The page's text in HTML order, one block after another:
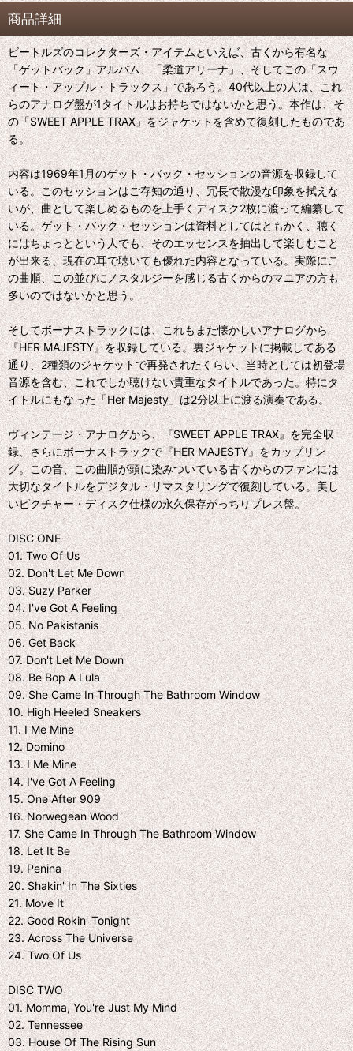
商品詳細
ビートルズのコレクターズ・アイテムといえば、古くから有名な
「ゲットバック」アルバム、「柔道アリーナ」、そしてこの「スウ
ィート・アップル・トラックス」であろう。40代以上の人は、これ
らのアナログ盤が1タイトルはお持ちではないかと思う。本作は、そ
の「SWEET APPLE TRAX」をジャケットを含めて復刻したものであ
る。
内容は1969年1月のゲット・バック・セッションの音源を収録して
いる。このセッションはご存知の通り、冗長で散漫な印象を拭えな
いが、曲として楽しめるものを上手くディスク2枚に渡って編纂して
いる。ゲット・バック・セッションは資料としてはともかく、聴く
にはちょっとという人でも、そのエッセンスを抽出して楽しむこと
が出来る、現在の耳で聴いても優れた内容となっている。実際にこ
の曲順、この並びにノスタルジーを感じる古くからのマニアの方も
多いのではないかと思う。
そしてボーナストラックには、これもまた懐かしいアナログから
『HER MAJESTY』を収録している。裏ジャケットに掲載してある
通り、2種類のジャケットで再発されたくらい、当時としては初登場
音源を含む、これでしか聴けない貴重なタイトルであった。特にタ
イトルにもなった「Her Majesty」は2分以上に渡る演奏である。
ヴィンテージ・アナログから、『SWEET APPLE TRAX』を完全収
録、さらにボーナストラックで『HER MAJESTY』をカップリン
グ。この音、この曲順が頭に染みついている古くからのファンには
大切なタイトルをデジタル・リマスタリングで復刻している。美し
いピクチャー・ディスク仕様の永久保存がっちりプレス盤。
DISC ONE
01. Two Of Us
02. Don't Let Me Down
03. Suzy Parker
04. I've Got A Feeling
05. No Pakistanis
06. Get Back
07. Don't Let Me Down
08. Be Bop A Lula
09. She Came In Through The Bathroom Window
10. High Heeled Sneakers
11. I Me Mine
12. Domino
13. I Me Mine
14. I've Got A Feeling
15. One After 909
16. Norwegean Wood
17. She Came In Through The Bathroom Window
18. Let It Be
19. Penina
20. Shakin' In The Sixties
21. Move It
22. Good Rokin' Tonight
23. Across The Universe
24. Two Of Us
DISC TWO
01. Momma, You're Just My Mind
02. Tennessee
03. House Of The Rising Sun